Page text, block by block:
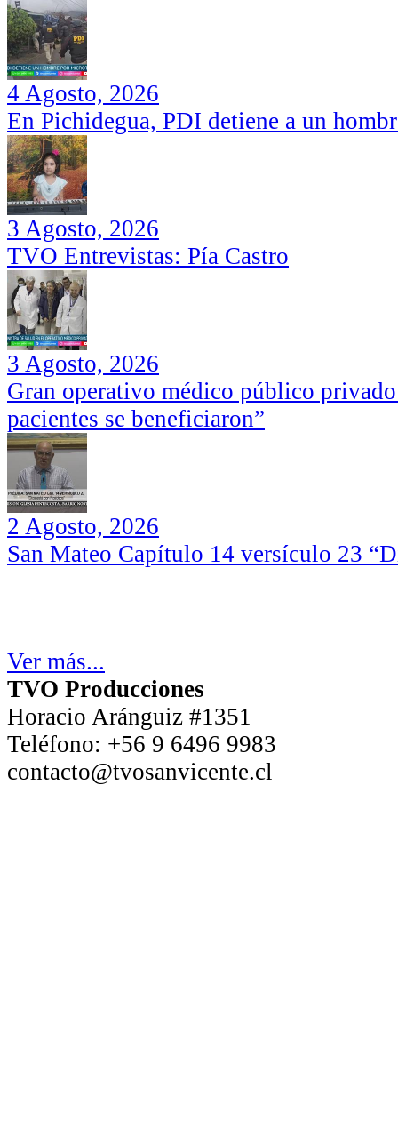
4 Agosto, 2026
En Pichidegua, PDI detiene a un
3 Agosto, 2026
TVO Entrevistas: Pía Castro
3 Agosto, 2026
Gran operativo médico público
pacientes se beneficiaron”
2 Agosto, 2026
San Mateo Capítulo 14 versículo 23
Ver más...
TVO Producciones
Horacio Aránguiz #1351
Teléfono: +56 9 6496 9983
contacto@tvosanvicente.cl